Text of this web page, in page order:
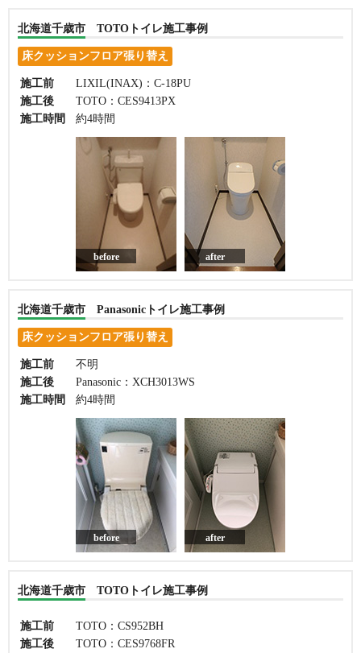
北海道千歳市 TOTOトイレ施工事例
床クッションフロア張り替え
施工前
LIXIL(INAX)：C-18PU
施工後
TOTO：CES9413PX
施工時間
約4時間
before after
北海道千歳市 Panasonicトイレ施工事例
床クッションフロア張り替え
施工前
不明
施工後
Panasonic：XCH3013WS
施工時間
約4時間
before after
北海道千歳市 TOTOトイレ施工事例
施工前
TOTO：CS952BH
施工後
TOTO：CES9768FR